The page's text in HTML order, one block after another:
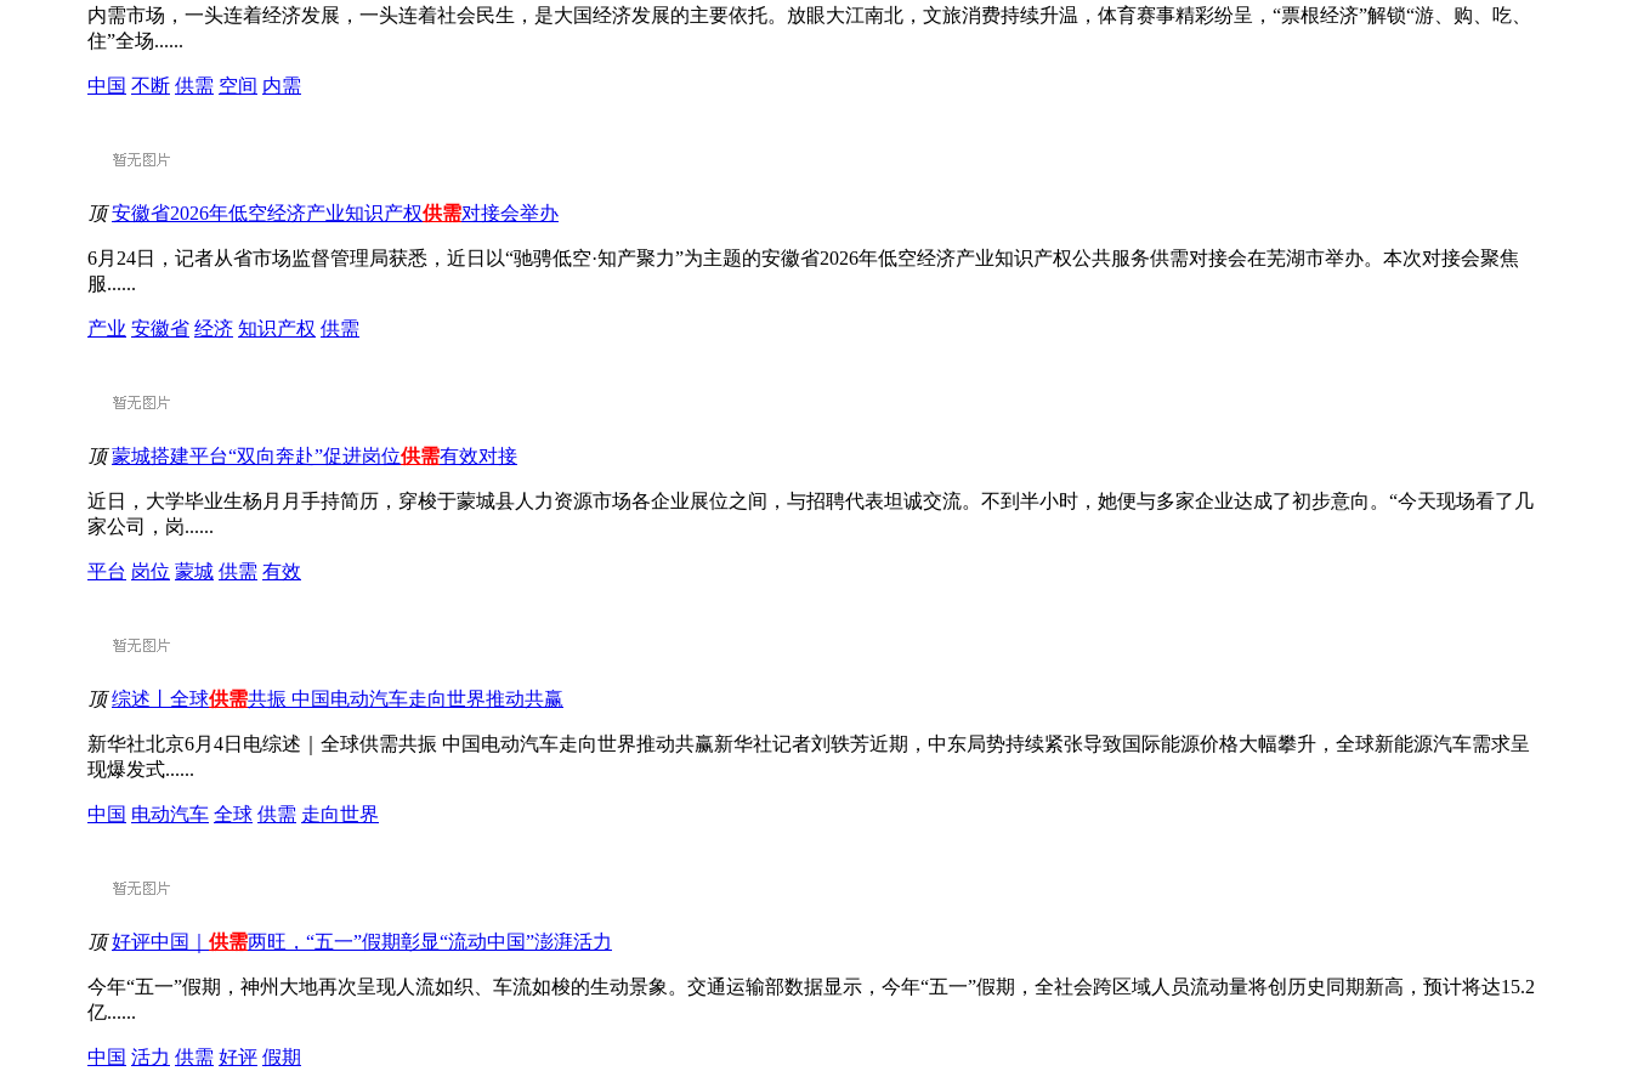
内需市场，一头连着经济发展，一头连着社会民生，是大国经济发展的主要依托。放眼大江南北，文旅消费持续升温，体育赛事精彩纷呈，“票根经济”解锁“游、购、吃、
住”全场......
中国 不断 供需 空间 内需
顶 安徽省2026年低空经济产业知识产权供需对接会举办
6月24日，记者从省市场监督管理局获悉，近日以“驰骋低空·知产聚力”为主题的安徽省2026年低空经济产业知识产权公共服务供需对接会在芜湖市举办。本次对接会聚焦
服......
产业 安徽省 经济 知识产权 供需
顶 蒙城搭建平台“双向奔赴”促进岗位供需有效对接
近日，大学毕业生杨月月手持简历，穿梭于蒙城县人力资源市场各企业展位之间，与招聘代表坦诚交流。不到半小时，她便与多家企业达成了初步意向。“今天现场看了几
家公司，岗......
平台 岗位 蒙城 供需 有效
顶 综述丨全球供需共振 中国电动汽车走向世界推动共赢
新华社北京6月4日电综述｜全球供需共振 中国电动汽车走向世界推动共赢新华社记者刘轶芳近期，中东局势持续紧张导致国际能源价格大幅攀升，全球新能源汽车需求呈
现爆发式......
中国 电动汽车 全球 供需 走向世界
顶 好评中国｜ 供需两旺，“五一”假期彰显“流动中国”澎湃活力
今年“五一”假期，神州大地再次呈现人流如织、车流如梭的生动景象。交通运输部数据显示，今年“五一”假期，全社会跨区域人员流动量将创历史同期新高，预计将达15.2
亿......
中国 活力 供需 好评 假期